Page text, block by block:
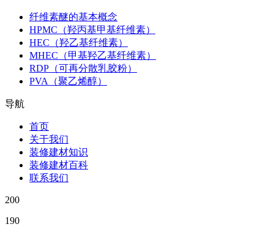
纤维素醚的基本概念
HPMC（羟丙基甲基纤维素）
HEC（羟乙基纤维素）
MHEC（甲基羟乙基纤维素）
RDP（可再分散乳胶粉）
PVA（聚乙烯醇）
导航
首页
关于我们
装修建材知识
装修建材百科
联系我们
200
190